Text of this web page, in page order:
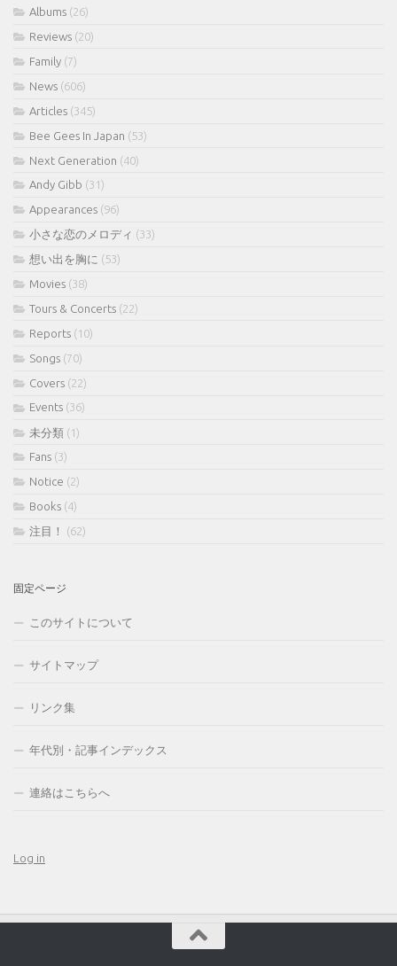
Albums (26)
Reviews (20)
Family (7)
News (606)
Articles (345)
Bee Gees In Japan (53)
Next Generation (40)
Andy Gibb (31)
Appearances (96)
小さな恋のメロディ (33)
想い出を胸に (53)
Movies (38)
Tours & Concerts (22)
Reports (10)
Songs (70)
Covers (22)
Events (36)
未分類 (1)
Fans (3)
Notice (2)
Books (4)
注目！
(62)
固定ページ
このサイトについて
サイトマップ
リンク集
年代別・記事インデックス
連絡はこちらへ
Log in